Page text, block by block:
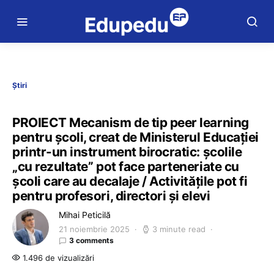
Știri
PROIECT Mecanism de tip peer learning
pentru școli, creat de Ministerul Educației
printr-un instrument birocratic: școlile
„cu rezultate” pot face parteneriate cu
școli care au decalaje / Activitățile pot fi
pentru profesori, directori și elevi
Mihai Peticilă
21 noiembrie 2025 3 minute read
3 comments
1.496 de vizualizări